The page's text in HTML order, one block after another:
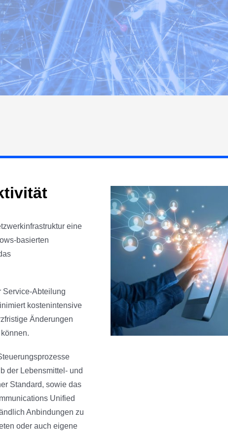
eine
basierten
Service-Abteilung
kostenintensive
Änderungen
der Lebensmittel- und
Standard, sowie das
Unified
Anbindungen zu
oder auch eigene